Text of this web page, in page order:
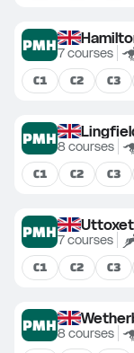
PMH7courses
C1 C2 C3
PMH8 courses
C1 C2 C3
PMH7courses
C1 C2 C3
PMH8 courses